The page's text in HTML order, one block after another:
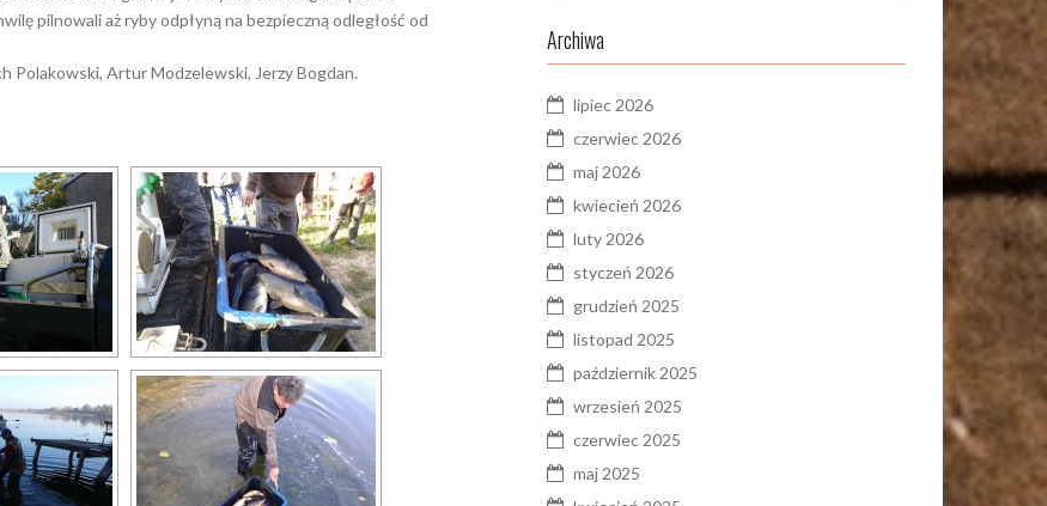
pilnowali aż ryby odpłyną na bezpieczną odległość od
Polakowski, Artur Modzelewski, Jerzy Bogdan.
Archiwa
lipiec 2026
czerwiec 2026
maj 2026
kwiecień 2026
luty 2026
styczeń 2026
grudzień 2025
listopad 2025
październik 2025
wrzesień 2025
czerwiec 2025
maj 2025